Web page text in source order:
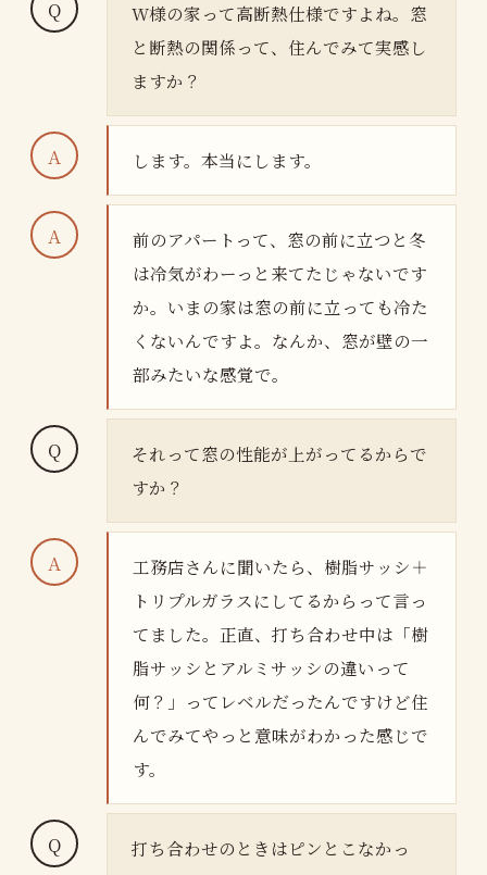
W様の家って高断熱仕様ですよね。窓
と断熱の関係って、住んでみて実感し
ますか？
します。本当にします。
前のアパートって、窓の前に立つと冬
は冷気がわーっと来てたじゃないです
か。いまの家は窓の前に立っても冷た
くないんですよ。なんか、窓が壁の一
部みたいな感覚で。
それって窓の性能が上がってるからで
すか？
工務店さんに聞いたら、樹脂サッシ＋
トリプルガラスにしてるからって言っ
てました。正直、打ち合わせ中は「樹
脂サッシとアルミサッシの違いって
何？」ってレベルだったんですけど住
んでみてやっと意味がわかった感じで
す。
打ち合わせのときはピンとこなかっ